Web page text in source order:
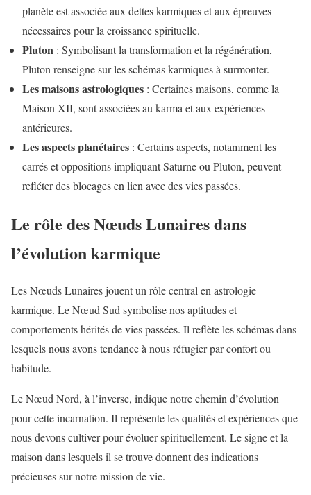
planète est associée aux dettes karmiques et aux épreuves
nécessaires pour la croissance spirituelle.
Pluton : Symbolisant la transformation et la régénération,
Pluton renseigne sur les schémas karmiques à surmonter.
Les maisons astrologiques : Certaines maisons, comme la
Maison XII, sont associées au karma et aux expériences
antérieures.
Les aspects planétaires : Certains aspects, notamment les
carrés et oppositions impliquant Saturne ou Pluton, peuvent
refléter des blocages en lien avec des vies passées.
Le rôle des Nœuds Lunaires dans
l’évolution karmique
Les Nœuds Lunaires jouent un rôle central en astrologie
karmique. Le Nœud Sud symbolise nos aptitudes et
comportements hérités de vies passées. Il reflète les schémas dans
lesquels nous avons tendance à nous réfugier par confort ou
habitude.
Le Nœud Nord, à l’inverse, indique notre chemin d’évolution
pour cette incarnation. Il représente les qualités et expériences que
nous devons cultiver pour évoluer spirituellement. Le signe et la
maison dans lesquels il se trouve donnent des indications
précieuses sur notre mission de vie.